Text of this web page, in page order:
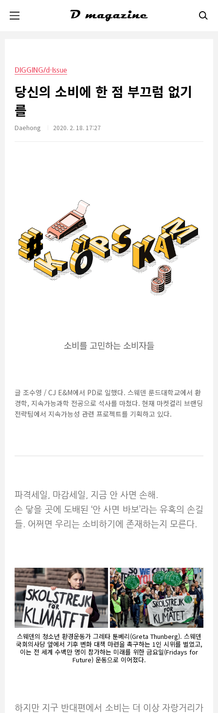
DIGGING/d-Issue
당신의 소비에 한 점 부끄럼 없기
를
Daehong 2020. 2. 18. 17:27
소비를 고민하는 소비자들
글 조수영 / CJ E&M에서 PD로 일했다. 스웨덴 룬드대학교에서 환
경학, 지속가능과학 전공으로 석사를 마쳤다. 현재 마켓컬리 브랜딩
전략팀에서 지속가능성 관련 프로젝트를 기획하고 있다.
파격세일, 마감세일, 지금 안 사면 손해.
손 닿을 곳에 도배된 ‘안 사면 바보’라는 유혹의 손길
들. 어쩌면 우리는 소비하기에 존재하는지 모른다.
스웨덴의 청소년 환경운동가 그레타 툰베리(Greta Thunberg). 스웨덴
국회의사당 앞에서 기후 변화 대책 마련을 촉구하는 1인 시위를 벌였고,
이는 전 세계 수백만 명이 참가하는 미래를 위한 금요일(Fridays for
Future) 운동으로 이어졌다.
하지만 지구 반대편에서 소비는 더 이상 자랑거리가